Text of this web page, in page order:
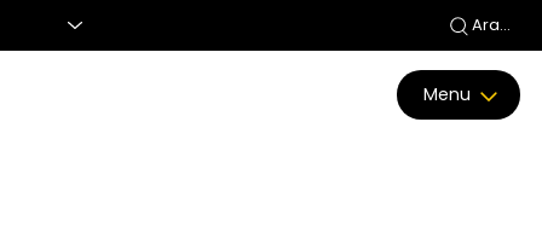
Menu
Ara...